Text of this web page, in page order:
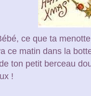
ce que ta menotte
ce matin dans la
ton petit berceau
!